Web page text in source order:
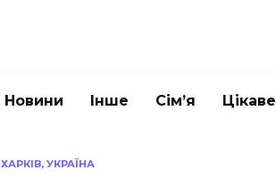
Новини Інше Сім’я Цікаве
УКРАЇНА